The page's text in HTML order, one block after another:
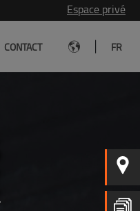
Espace privé
CONTACT FR